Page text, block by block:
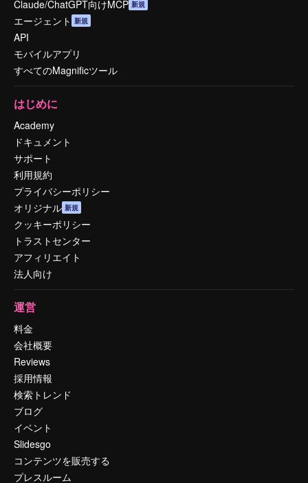
Claude/ChatGPT向けMCP 新規
エージェント 新規
API
モバイルアプリ
すべてのMagnificツール
はじめに
Academy
ドキュメント
サポート
利用規約
プライバシーポリシー
オリジナル 新規
クッキーポリシー
トラストセンター
アフィリエイト
法人向け
運営
料金
会社概要
Reviews
採用情報
検索トレンド
ブログ
イベント
Slidesgo
コンテンツを販売する
プレスルーム